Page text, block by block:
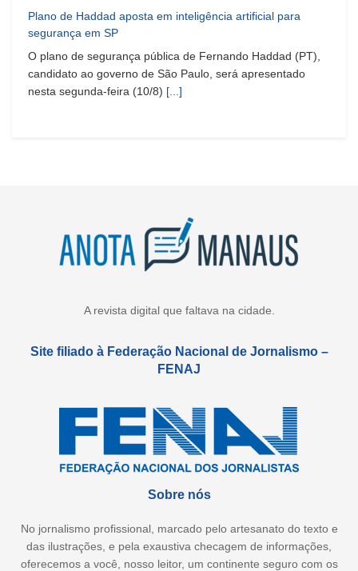
Plano de Haddad aposta em inteligência artificial para
segurança em SP
O plano de segurança pública de Fernando Haddad (PT),
candidato ao governo de São Paulo, será apresentado
nesta segunda-feira (10/8) [...]
A revista digital que faltava na cidade.
Site filiado à Federação Nacional de Jornalismo –
FENAJ
Sobre nós
No jornalismo profissional, marcado pelo artesanato do texto e
das ilustrações, e pela exaustiva checagem de informações,
oferecemos a você, nosso leitor, um continente seguro com os